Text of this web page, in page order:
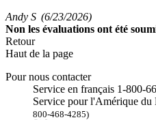
Andy S (6/23/2026)
Non les évaluations ont été
Retour
Haut de la page
Pour nous contacter
Service en français 1-800-
Service pour l'Amérique
800-468-4285)